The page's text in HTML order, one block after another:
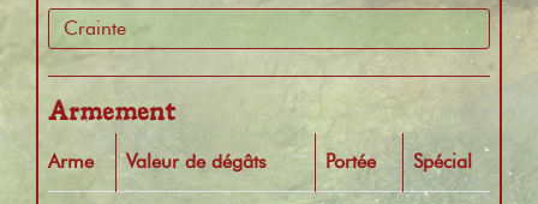
Crainte
Armement
Arme Valeur de dégâts Portée Spécial